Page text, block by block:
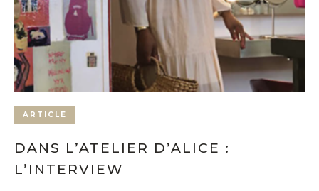
ARTICLE
DANS L’ATELIER D’ALICE :
L’INTERVIEW